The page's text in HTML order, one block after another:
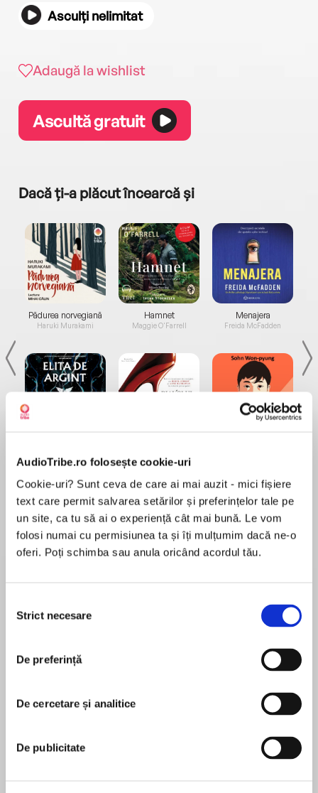
AudioTribe.ro folosește cookie-uri
Cookie-uri? Sunt ceva de care ai mai auzit - mici fișiere
text care permit salvarea setărilor și preferințelor tale pe
un site, ca tu să ai o experiență cât mai bună. Le vom
folosi numai cu permisiunea ta și îți mulțumim dacă ne-o
oferi. Poți schimba sau anula oricând acordul tău.
consimțământului
Strict necesare
De preferință
De cercetare și analitice
De publicitate
Asculți nelimitat
Adaugă la wishlist
Ascultă gratuit
Dacă ți-a plăcut încearcă și
Pădurea norvegiană
Haruki Murakami
de...
Dani Francis
Hamnet
Maggie O'Farrell
la...
Lauren Weisberger
Menajera
Freida McFadden
Desprecarte
Moxiemeets Mary H.K. Choi in this funny, whip-
fourth school in seven years. Her self-imposed
solitude is lonely but safe. At Plainstown High,
when infamous it-girl Mitzi Clarke makes a
pointed racist comment in class. Tired of
ignoring things just to survive, Olivia defends
herself.
În acest moment nu există recenzii
Kara H.L. Chen
Kara H.L. Chen is a Taiwanese American writer
who received her MFA in fiction from Brooklyn